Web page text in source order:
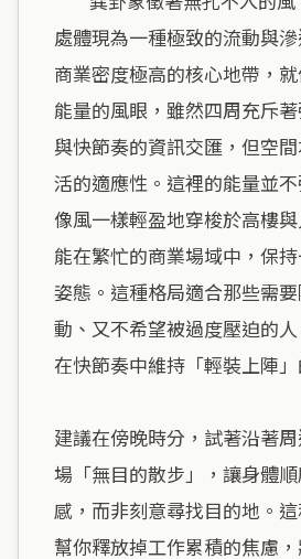
處體現為一種極致的流動與
商業密度極高的核心地帶，
能量的風眼，雖然四周充斥
與快節奏的資訊交匯，但空
活的適應性。這裡的能量並
像風一樣輕盈地穿梭於高樓
能在繁忙的商業場域中，保
姿態。這種格局適合那些需
動、又不希望被過度壓迫的
在快節奏中維持「輕裝上陣」
建議在傍晚時分，試著沿著
場「無目的散步」，讓身體
感，而非刻意尋找目的地。
幫你釋放掉工作累積的焦慮